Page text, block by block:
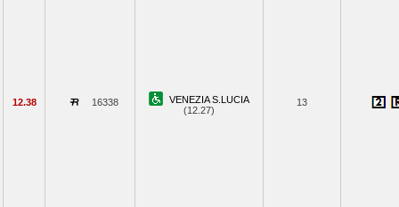
12.38 16338
VENEZIA S.LUCIA
(12.27)
13